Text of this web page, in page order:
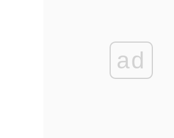
ad